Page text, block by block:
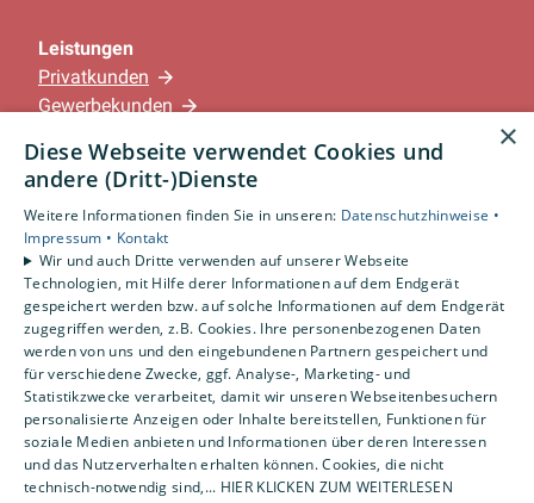
Leistungen
Privatkunden
Gewerbekunden
Unternehmen
Standorte
Löningen-Wachtum
Um externe HTML-Inhalte anzuzeigen, benötigen
wir Ihre Einwilligung.
Weitere Informationen finden Sie in unserer
Datenschutzerklärung.
×
Diese Webseite verwendet Cookies und
andere (Dritt-)Dienste
Weitere Informationen finden Sie in unseren: Datenschutzhinweise •
Impressum • Kontakt
Wir und auch Dritte verwenden auf unserer Webseite
Technologien, mit Hilfe derer Informationen auf dem Endgerät
gespeichert werden bzw. auf solche Informationen auf dem Endgerät
zugegriffen werden, z.B. Cookies. Ihre personenbezogenen Daten
werden von uns und den eingebundenen Partnern gespeichert und
für verschiedene Zwecke, ggf. Analyse-, Marketing- und
Statistikzwecke verarbeitet, damit wir unseren Webseitenbesuchern
personalisierte Anzeigen oder Inhalte bereitstellen, Funktionen für
soziale Medien anbieten und Informationen über deren Interessen
und das Nutzerverhalten erhalten können. Cookies, die nicht
technisch-notwendig sind,... HIER KLICKEN ZUM WEITERLESEN